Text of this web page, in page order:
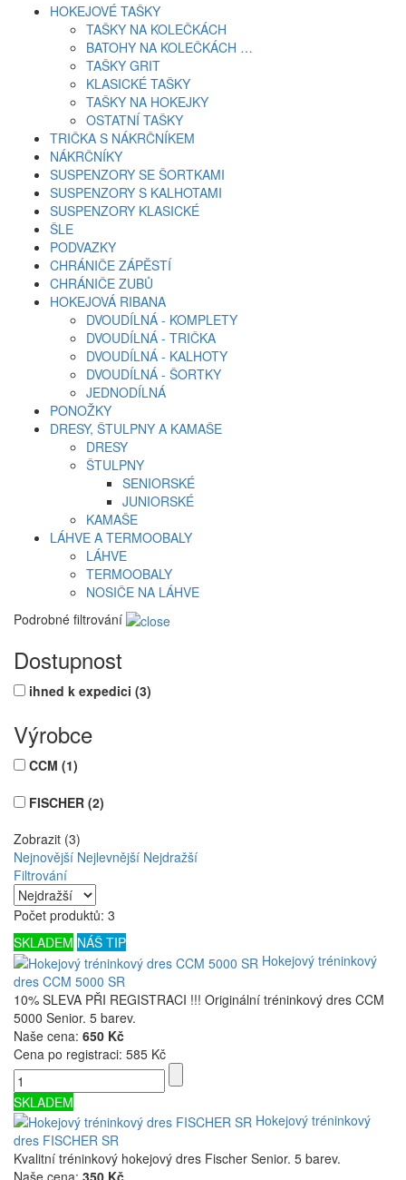
HOKEJOVÉ TAŠKY
TAŠKY NA KOLEČKÁCH
BATOHY NA KOLEČKÁCH …
TAŠKY GRIT
KLASICKÉ TAŠKY
TAŠKY NA HOKEJKY
OSTATNÍ TAŠKY
TRIČKA S NÁKRČNÍKEM
NÁKRČNÍKY
SUSPENZORY SE ŠORTKAMI
SUSPENZORY S KALHOTAMI
SUSPENZORY KLASICKÉ
ŠLE
PODVAZKY
CHRÁNIČE ZÁPĚSTÍ
CHRÁNIČE ZUBŮ
HOKEJOVÁ RIBANA
DVOUDÍLNÁ - KOMPLETY
DVOUDÍLNÁ - TRIČKA
DVOUDÍLNÁ - KALHOTY
DVOUDÍLNÁ - ŠORTKY
JEDNODÍLNÁ
PONOŽKY
DRESY, ŠTULPNY A KAMAŠE
DRESY
ŠTULPNY
SENIORSKÉ
JUNIORSKÉ
KAMAŠE
LÁHVE A TERMOOBALY
LÁHVE
TERMOOBALY
NOSIČE NA LÁHVE
Podrobné filtrování
Dostupnost
ihned k expedici (3)
Výrobce
CCM (1)
FISCHER (2)
Zobrazit (3)
Nejnovější Nejlevnější Nejdražší
Filtrování
Počet produktů: 3
SKLADEM NÁŠ TIP
Hokejový tréninkový
dres CCM 5000 SR
10% SLEVA PŘI REGISTRACI !!! Originální tréninkový dres CCM
5000 Senior. 5 barev.
Naše cena: 650 Kč
Cena po registraci: 585 Kč
SKLADEM
Hokejový tréninkový
dres FISCHER SR
Kvalitní tréninkový hokejový dres Fischer Senior. 5 barev.
Naše cena: 350 Kč